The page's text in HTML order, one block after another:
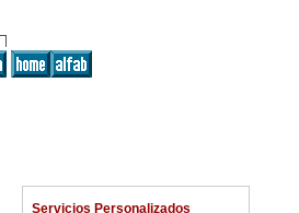
Servicios Personalizados